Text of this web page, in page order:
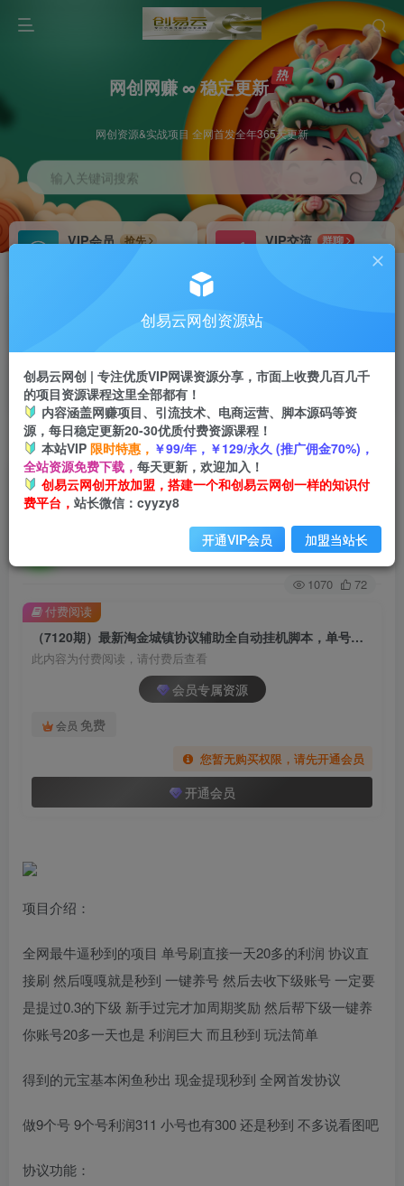
网创网赚 ∞ 稳定更新
网创资源&实战项目 全网首发全年365天更新
输入关键词搜索
VIP会员
抢先
VIP交流
群聊
研究探讨更多创业项目路子。
会员专属推广链接
挂机 项目
脚本卡密
APP下载
GO
首页 创业课程 会员专属 正文
（7120期）最新淘金城镇协议辅助全自动挂机脚
本，单号零撸200+多号多撸【脚本+教程】
关注
1070 72
（7120期）最新淘金城镇协议辅助全自动挂机脚本，单号零撸200+多号多撸【脚本+教程】
此内容为付费阅读，请付费后查看
会员专属资源
会员 免费
您暂无购买权限，请先开通会员
开通会员
付费阅读
项目介绍：
全网最牛逼秒到的项目 单号刷直接一天20多的利润 协议直
接刷 然后嘎嘎就是秒到 一键养号 然后去收下级账号 一定要
是提过0.3的下级 新手过完才加周期奖励 然后帮下级一键养
你账号20多一天也是 利润巨大 而且秒到 玩法简单
得到的元宝基本闲鱼秒出 现金提现秒到 全网首发协议
做9个号 9个号利润311 小号也有300 还是秒到 不多说看图吧
协议功能：
创易云网创资源站
创易云网创 | 专注优质VIP网课资源分享，市面上收费几百几千
的项目资源课程这里全部都有！
内容涵盖网赚项目、引流技术、电商运营、脚本源码等资
源，每日稳定更新20-30优质付费资源课程！
本站VIP 限时特惠， ￥99/年，￥129/永久 (推广佣金70%)，
全站资源免费下载， 每天更新，欢迎加入！
创易云网创开放加盟，搭建一个和创易云网创一样的知识付
费平台， 站长微信：cyyzy8
开通VIP会员 加盟当站长